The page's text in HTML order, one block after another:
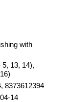
with
13, 14),
8373612394
14